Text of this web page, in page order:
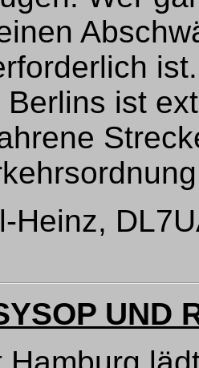
Berlins ist
Heinz,
UND